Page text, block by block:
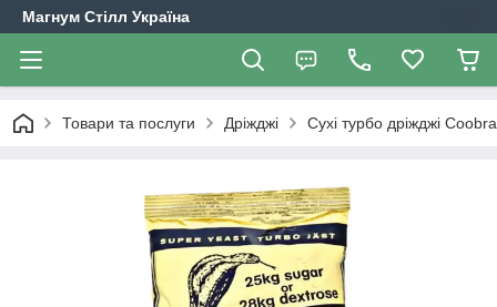
Магнум Стілл Україна
Товари та послуги Дріжджі Сухі турбо дріжджі